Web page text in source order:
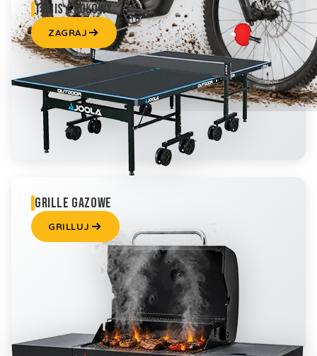
TENIS STOŁOWY
ZAGRAJ
GRILLE GAZOWE
GRILLUJ